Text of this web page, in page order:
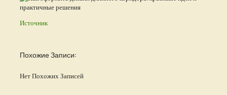
Источник
Похожие Записи:
Нет Похожих Записей